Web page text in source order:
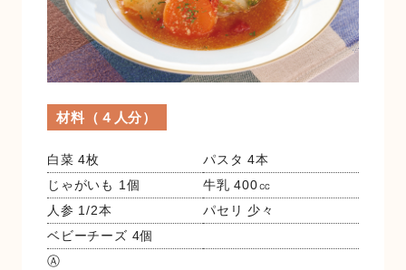
採用情報
お問い合わせ
材料（４人分）
白菜 4枚
パスタ 4本
じゃがいも 1個
牛乳 400㏄
人参 1/2本
パセリ 少々
ベビーチーズ 4個
Ⓐ